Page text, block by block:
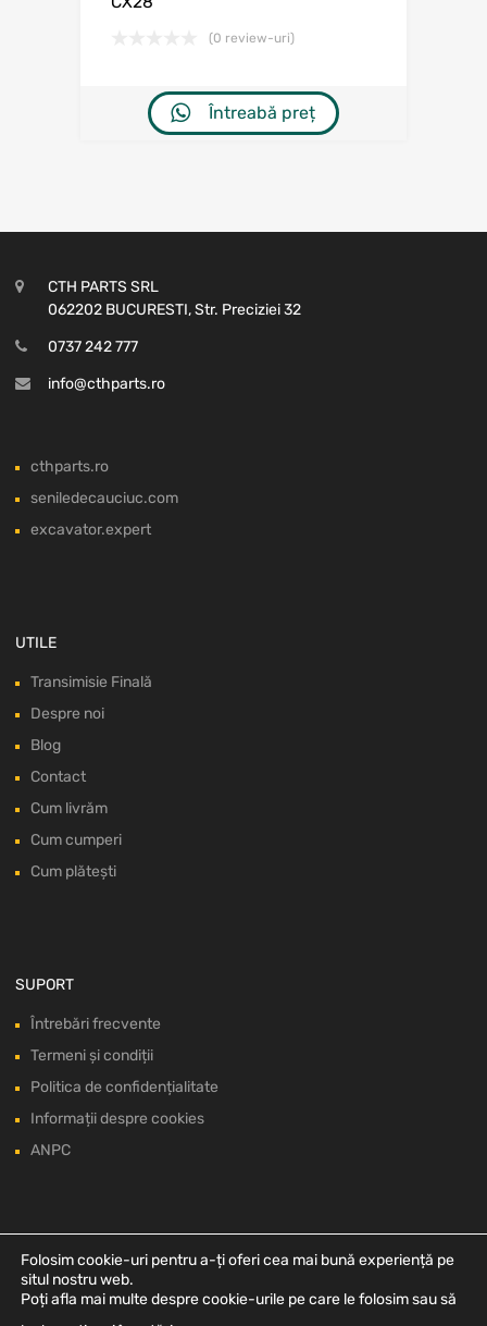
(0 review-uri)
Întreabă preț
CTH PARTS SRL
062202 BUCURESTI, Str. Preciziei 32
0737 242 777
info@cthparts.ro
cthparts.ro
seniledecauciuc.com
excavator.expert
UTILE
Transimisie Finală
Despre noi
Blog
Contact
Cum livrăm
Cum cumperi
Cum plătești
SUPORT
Întrebări frecvente
Termeni și condiții
Politica de confidențialitate
Informații despre cookies
ANPC
Folosim cookie-uri pentru a-ți oferi cea mai bună experiență pe
situl nostru web.
Poți afla mai multe despre cookie-urile pe care le folosim sau să